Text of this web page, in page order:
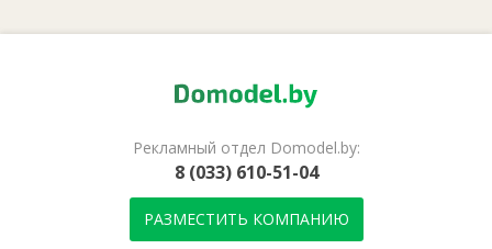
Рекламный отдел Domodel.by:
8 (033) 610-51-04
РАЗМЕСТИТЬ КОМПАНИЮ